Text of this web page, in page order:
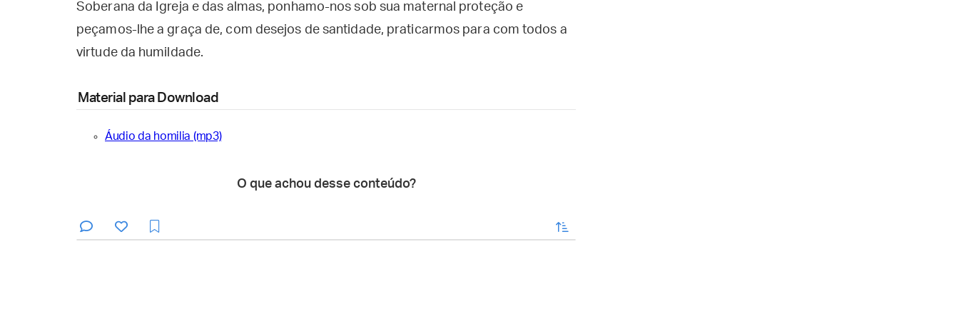
Soberana da Igreja e das almas, ponhamo-nos sob sua maternal proteção e
peçamos-lhe a graça de, com desejos de santidade, praticarmos para com todos a
virtude da humildade.
Material para Download
Áudio da homilia (mp3)
O que achou desse conteúdo?
enviar